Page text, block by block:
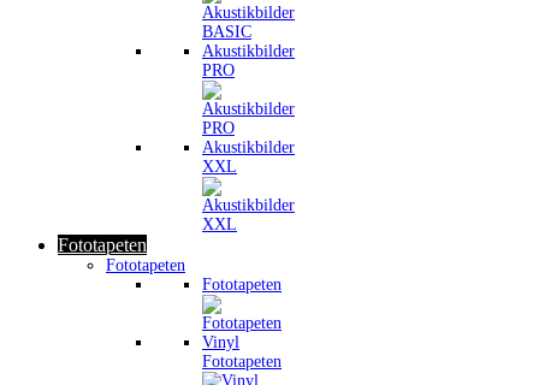
Akustikbilder
PRO
Akustikbilder
XXL
Fototapeten
Fototapeten
Fototapeten
Vinyl
Fototapeten